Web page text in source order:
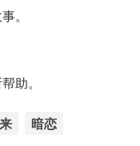
。
助。
暗恋